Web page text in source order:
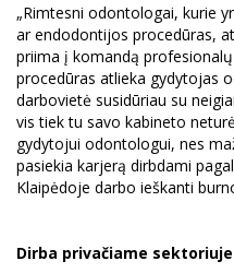
„Rimtesni odontologai, kurie
ar endodontijos procedūras,
priima į komandą
procedūras atlieka gydytojas
darbovietė susidūriau su
vis tiek tu savo kabineto
gydytojui odontologui, nes
pasiekia karjerą dirbdami
Klaipėdoje darbo ieškanti
Dirba privačiame sektoriuje